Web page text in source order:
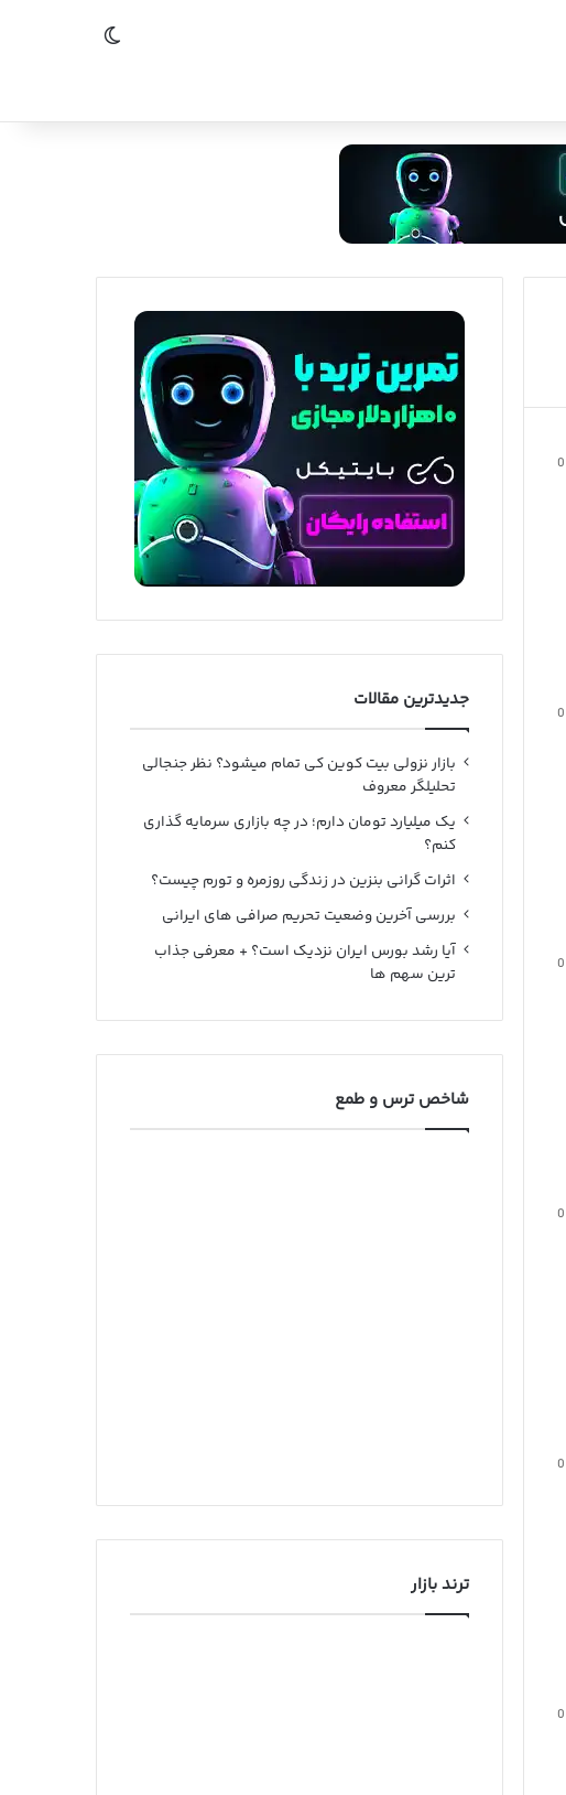
0
0
0
0
0
0
جدیدترین مقالات
بازار نزولی بیت کوین کی تمام میشود؟ نظر جنجالی
تحلیلگر معروف
یک میلیارد تومان دارم؛ در چه بازاری سرمایه گذاری
کنم؟
اثرات گرانی بنزین در زندگی روزمره و تورم چیست؟
بررسی آخرین وضعیت تحریم صرافی های ایرانی
آیا رشد بورس ایران نزدیک است؟ + معرفی جذاب
ترین سهم ها
شاخص ترس و طمع
ترند بازار